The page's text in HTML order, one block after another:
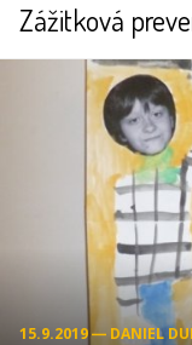
Zážitková
15.9.2019 ― DANIEL